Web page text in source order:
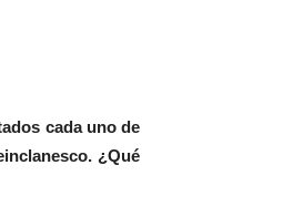
cada uno de
¿Qué